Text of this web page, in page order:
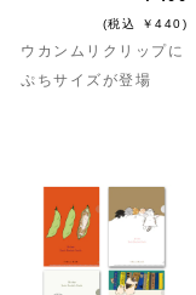
(税込 ￥440)
ウカンムリクリップに
ぷちサイズが登場